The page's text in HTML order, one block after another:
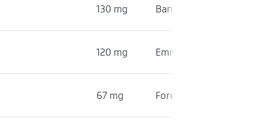
130 mg Bananen
120 mg Emmentaler (45 % i. Tr.)
67 mg Forelle